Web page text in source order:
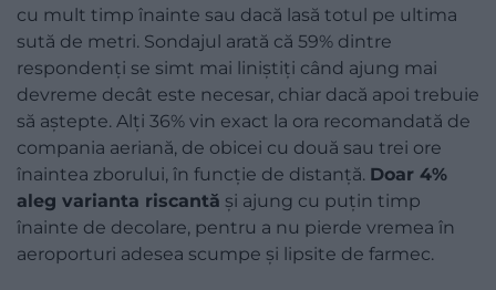
cu mult timp înainte sau dacă lasă totul pe ultima
sută de metri. Sondajul arată că 59% dintre
respondenți se simt mai liniștiți când ajung mai
devreme decât este necesar, chiar dacă apoi trebuie
să aștepte. Alți 36% vin exact la ora recomandată de
compania aeriană, de obicei cu două sau trei ore
înaintea zborului, în funcție de distanță. Doar 4%
aleg varianta riscantă și ajung cu puțin timp
înainte de decolare, pentru a nu pierde vremea în
aeroporturi adesea scumpe și lipsite de farmec.